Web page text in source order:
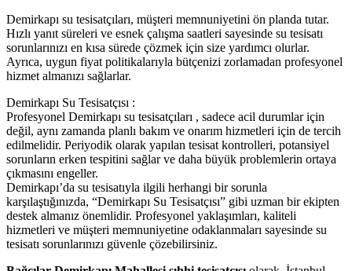
Demirkapı su tesisatçıları, müşteri memnuniyetini ön planda tutar.
Hızlı yanıt süreleri ve esnek çalışma saatleri sayesinde su tesisatı
sorunlarınızı en kısa sürede çözmek için size yardımcı olurlar.
Ayrıca, uygun fiyat politikalarıyla bütçenizi zorlamadan profesyonel
hizmet almanızı sağlarlar.
Demirkapı Su Tesisatçısı :
Profesyonel Demirkapı su tesisatçıları , sadece acil durumlar için
değil, aynı zamanda planlı bakım ve onarım hizmetleri için de tercih
edilmelidir. Periyodik olarak yapılan tesisat kontrolleri, potansiyel
sorunların erken tespitini sağlar ve daha büyük problemlerin ortaya
çıkmasını engeller.
Demirkapı’da su tesisatıyla ilgili herhangi bir sorunla
karşılaştığınızda, “Demirkapı Su Tesisatçısı” gibi uzman bir ekipten
destek almanız önemlidir. Profesyonel yaklaşımları, kaliteli
hizmetleri ve müşteri memnuniyetine odaklanmaları sayesinde su
tesisatı sorunlarınızı güvenle çözebilirsiniz.